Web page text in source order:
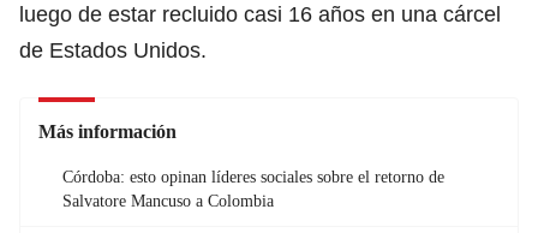
luego de estar recluido casi 16 años en una cárcel
de Estados Unidos.
Más información
Córdoba: esto opinan líderes sociales sobre el retorno de
Salvatore Mancuso a Colombia